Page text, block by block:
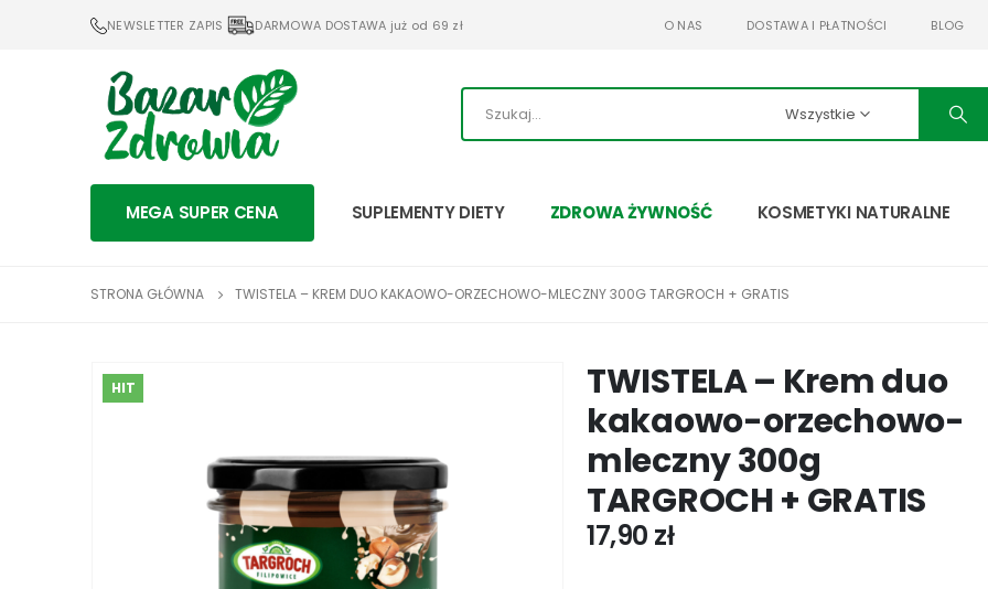
NEWSLETTER ZAPIS DARMOWA DOSTAWA już od 69 zł O NAS DOSTAWA I PŁATNOŚCI BLOG
Wszystkie
MEGA SUPER CENA SUPLEMENTY DIETY ZDROWA ŻYWNOŚĆ KOSMETYKI NATURALNE
STRONA GŁÓWNA TWISTELA – KREM DUO KAKAOWO-ORZECHOWO-MLECZNY 300G TARGROCH + GRATIS
HIT
TWISTELA – Krem duo
kakaowo-orzechowo-
mleczny 300g
TARGROCH + GRATIS
17,90 zł